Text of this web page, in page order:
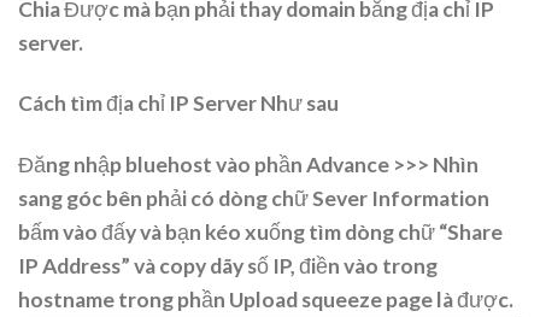
Chia Được mà bạn phải thay domain bằng địa chỉ IP
server.
Cách tìm địa chỉ IP Server Như sau
Đăng nhập bluehost vào phần Advance >>> Nhìn
sang góc bên phải có dòng chữ Sever Information
bấm vào đấy và bạn kéo xuống tìm dòng chữ “Share
IP Address” và copy dãy số IP, điền vào trong
hostname trong phần Upload squeeze page là được.